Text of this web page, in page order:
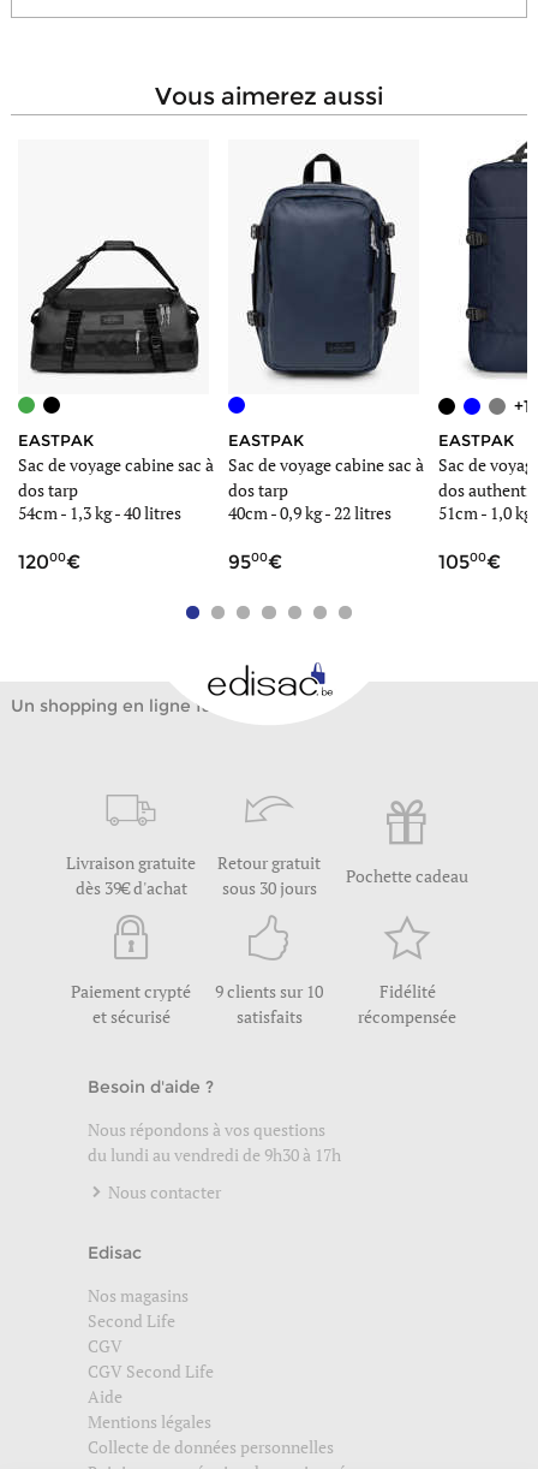
vous aimerez aussi
EASTPAK
Sac de voyage cabine sac à
dos tarp
54cm - 1,3 kg-40 litres
12000
EASTPAK
Sac de voyage cabine sac à
dos tarp
40cm -0,9 kg-22 litres
9500
+1
EASTPAK
Sac de
dos
51cm - 1,0 kg
10500
Un shopping en ligne facile
Livraison gratuite
dès 39€ d'achat
Retour gratuit
sous 30 jours
Pochette cadeau
Paiement crypté
et sécurisé
9 clients sur 10
satisfaits
Fidélité
récompensée
Besoin d'aide ?
Nous répondons à vos questions
du lundi au vendredi de 9h30 à 17h
Nous contacter
Edisac
Nos magasins
Second Life
CGV
CGV Second Life
Aide
Mentions légales
Collecte de données personnelles